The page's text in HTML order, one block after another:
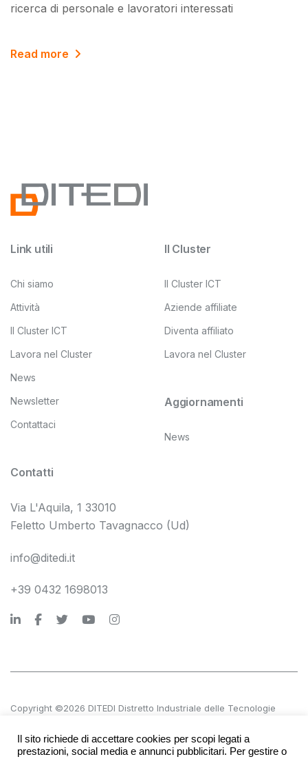
ricerca di personale e lavoratori interessati
Read more
Link utili
Chi siamo
Attività
Il Cluster ICT
Lavora nel Cluster
News
Newsletter
Contattaci
Il Cluster
Il Cluster ICT
Aziende affiliate
Diventa affiliato
Lavora nel Cluster
Aggiornamenti
News
Contatti
Via L'Aquila, 1 33010
Feletto Umberto Tavagnacco (Ud)
info@ditedi.it
+39 0432 1698013
Copyright ©2026 DITEDI Distretto Industriale delle Tecnologie
P.IVA 02561380300 | REA UD 270601
Il sito richiede di accettare cookies per scopi legati a
prestazioni, social media e annunci pubblicitari. Per gestire o